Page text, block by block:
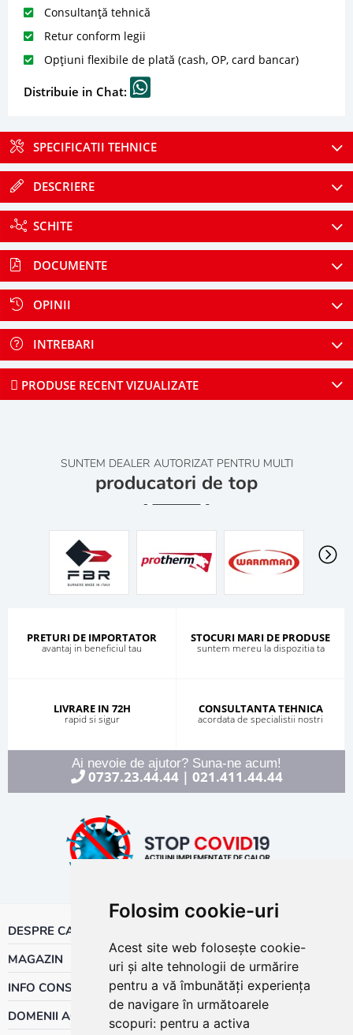
Folosim cookie-uri
Acest site web folosește cookie-
uri și alte tehnologii de urmărire
pentru a vă îmbunătăți experiența
de navigare în următoarele
scopuri: pentru a activa
Consultanță tehnică
Retur conform legii
Opțiuni flexibile de plată (cash, OP, card bancar)
Distribuie in Chat:
SPECIFICATII TEHNICE
DESCRIERE
SCHITE
DOCUMENTE
OPINII
INTREBARI
PRODUSE RECENT VIZUALIZATE
SUNTEM DEALER AUTORIZAT PENTRU MULTI
producatori de top
PRETURI DE IMPORTATOR
avantaj in beneficiul tau
STOCURI MARI DE PRODUSE
suntem mereu la dispozitia ta
LIVRARE IN 72H
rapid si sigur
CONSULTANTA TEHNICA
acordata de specialistii nostri
Ai nevoie de ajutor? Suna-ne acum!
0737.23.44.44| 021.411.44.44
DESPRE CALOR
MAGAZIN
INFO CONSUMATOR
DOMENII ACTIVITATE